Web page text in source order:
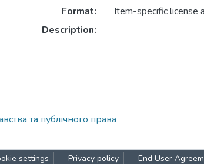
Format:
Item-specific license
Description:
та публічного права
settings Privacy policy End User